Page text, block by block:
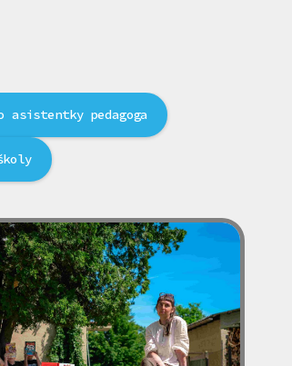
asistentky pedagoga